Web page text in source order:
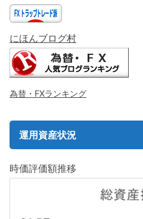
にほんブログ村
為替・FXランキング
運用資産状況
時価評価額推移